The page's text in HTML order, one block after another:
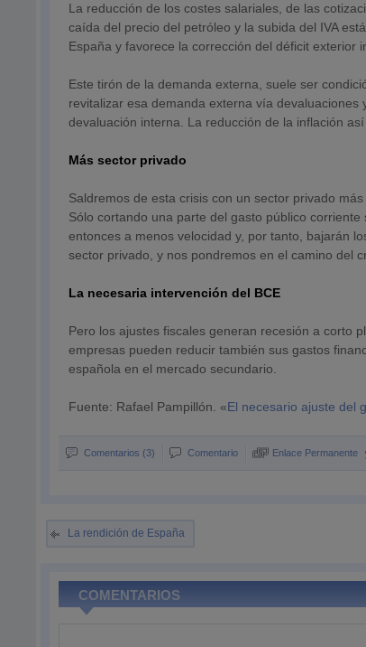
La reducción de los costes salariales, de las
caída del precio del petróleo y la subida del IVA
España y favorece la corrección del déficit exterior
Este tirón de la demanda externa, suele ser
revitalizar esa demanda externa vía
devaluación interna. La reducción de la inflación así
Más sector privado
Saldremos de esta crisis con un sector privado
Sólo cortando una parte del gasto público
entonces a menos velocidad y, por tanto, bajarán
sector privado, y nos pondremos en el camino del
La necesaria intervención del BCE
Pero los ajustes fiscales generan recesión a corto
empresas pueden reducir también sus gastos
española en el mercado secundario.
Fuente: Rafael Pampillón. «El necesario ajuste del
Comentarios (3) Comentario Enlace Permanente
La rendición de España
COMENTARIOS